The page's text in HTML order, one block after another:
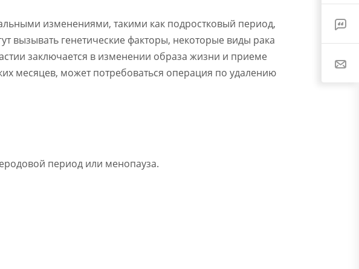
изменениями, такими как подростковый период,
вызывать генетические факторы, некоторые виды рака
заключается в изменении образа жизни и приеме
месяцев, может потребоваться операция по удалению
период или менопауза.